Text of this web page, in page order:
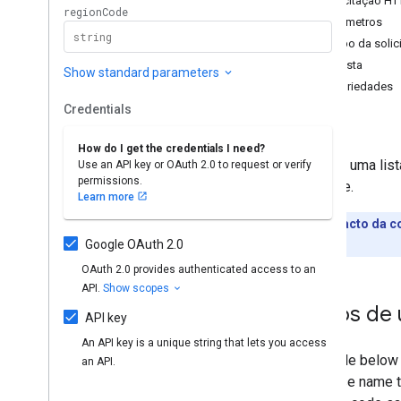
Níveis de assinatura
Images
Pesquisar
Abuso de relatórios de abuso de vídeo
Categories
Marcas-d'água
Parâmetros de consulta padrão
Erros da API de dados do You
Parâmetros
Corpo da
Resposta
Propriedades
Retorna uma
YouTube.
Impacto da
Casos